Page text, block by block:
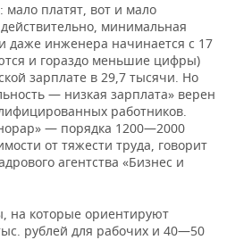
платят, вот и мало
минимальная
даже инженера начинается с 17
и гораздо меньшие цифры)
зарплате в 29,7 тысячи. Но
— низкая зарплата» верен
работников.
— порядка 1200—2000
от тяжести труда, говорит
агентства «Бизнес и
на которые ориентируют
рублей для рабочих и 40—50